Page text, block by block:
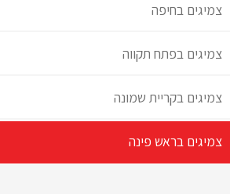
צמיגים בחיפה
צמיגים בפתח תקווה
צמיגים בקריית שמונה
צמיגים בראש פינה